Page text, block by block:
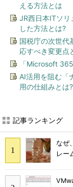
える方法とは
JR西日本ITソリ
した方法とは?
国税庁の次世代
応すべき変更点
「Microsoft
AI活用を阻む「
用の仕組みとは?
記事ランキング
なぜ
レー